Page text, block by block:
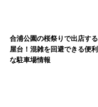
合浦公園の桜祭りで出店する
屋台！混雑を回避できる便利
な駐車場情報